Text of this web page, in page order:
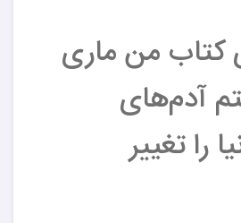
کتاب من ماری
آدم‌های
را تغییر